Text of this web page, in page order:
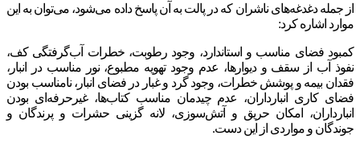
از جمله دغدغه‌های ناشران که در پالت به آن پاسخ داده می‌شود، می‌توان به این
موارد اشاره کرد:
کمبود فضای مناسب و استاندارد، وجود رطوبت، خطرات آب‌گرفتگی کف،
نفوذ آب از سقف و دیوارها، عدم وجود تهویه مطبوع، نور مناسب در انبار،
فقدان بیمه و پوشش خطرات، وجود گرد و غبار در فضای انبار، نامناسب بودن
فضای کاری انبارداران، عدم چیدمان مناسب کتاب‌ها، غیرحرفه‌ای بودن
انبارداران، امکان حریق و آتش‌سوزی، لانه گزینی حشرات و پرندگان و
جوندگان و مواردی از این دست.